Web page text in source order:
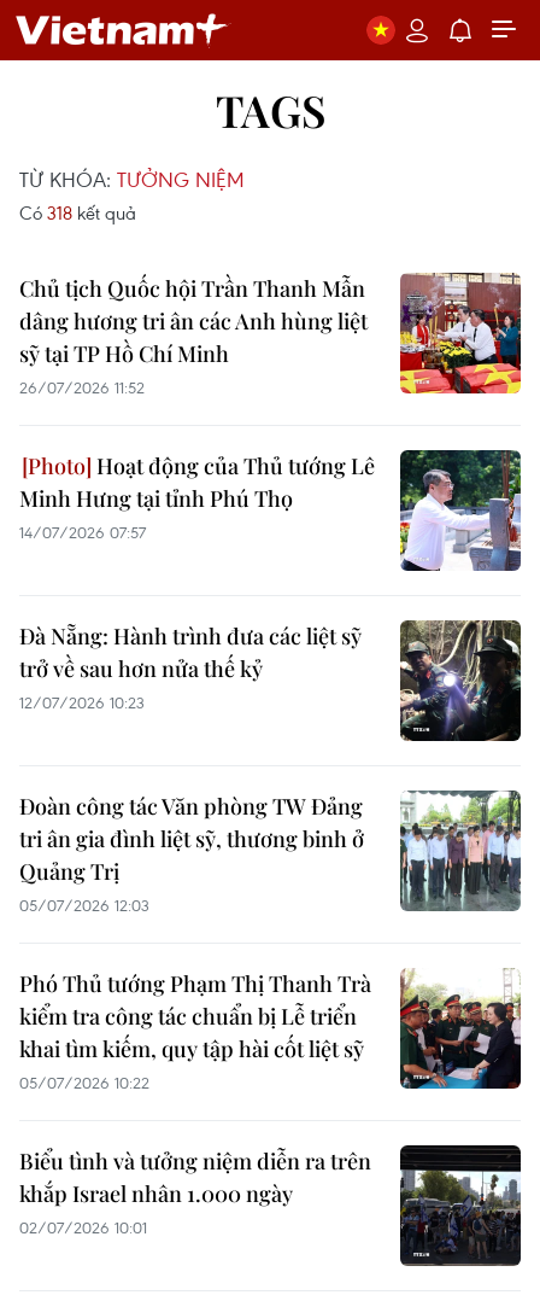
TAGS
TỪ KHÓA: TƯỞNG NIỆM
Có 318 kết quả
Chủ tịch Quốc hội Trần Thanh Mẫn
dâng hương tri ân các Anh hùng liệt
sỹ tại TP Hồ Chí Minh
26/07/2026 11:52
Hoạt động của Thủ tướng Lê
Minh Hưng tại tỉnh Phú Thọ
14/07/2026 07:57
Đà Nẵng: Hành trình đưa các liệt sỹ
trở về sau hơn nửa thế kỷ
12/07/2026 10:23
Đoàn công tác Văn phòng TW Đảng
tri ân gia đình liệt sỹ, thương binh ở
Quảng Trị
05/07/2026 12:03
Phó Thủ tướng Phạm Thị Thanh Trà
kiểm tra công tác chuẩn bị Lễ triển
khai tìm kiếm, quy tập hài cốt liệt sỹ
05/07/2026 10:22
Biểu tình và tưởng niệm diễn ra trên
khắp Israel nhân 1.000 ngày
02/07/2026 10:01